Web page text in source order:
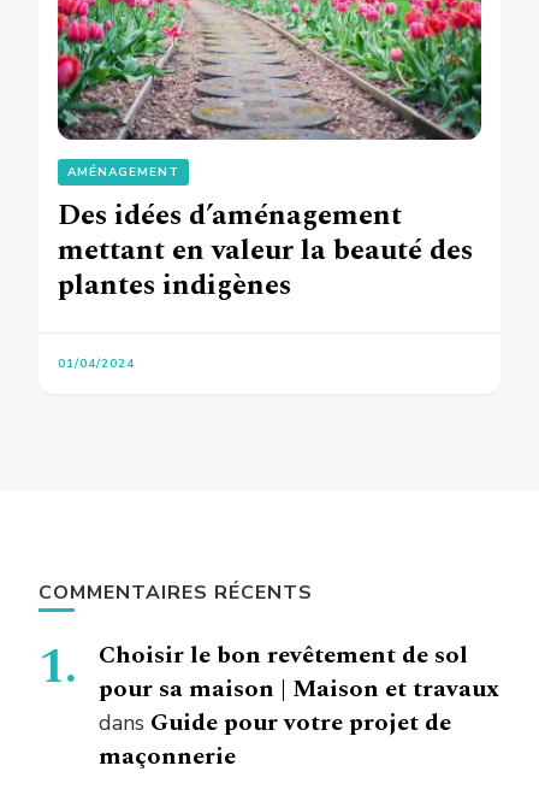
AMÉNAGEMENT
Des idées d’aménagement
mettant en valeur la beauté des
plantes indigènes
01/04/2024
COMMENTAIRES RÉCENTS
Choisir le bon revêtement de sol
pour sa maison | Maison et travaux
dans Guide pour votre projet de
maçonnerie